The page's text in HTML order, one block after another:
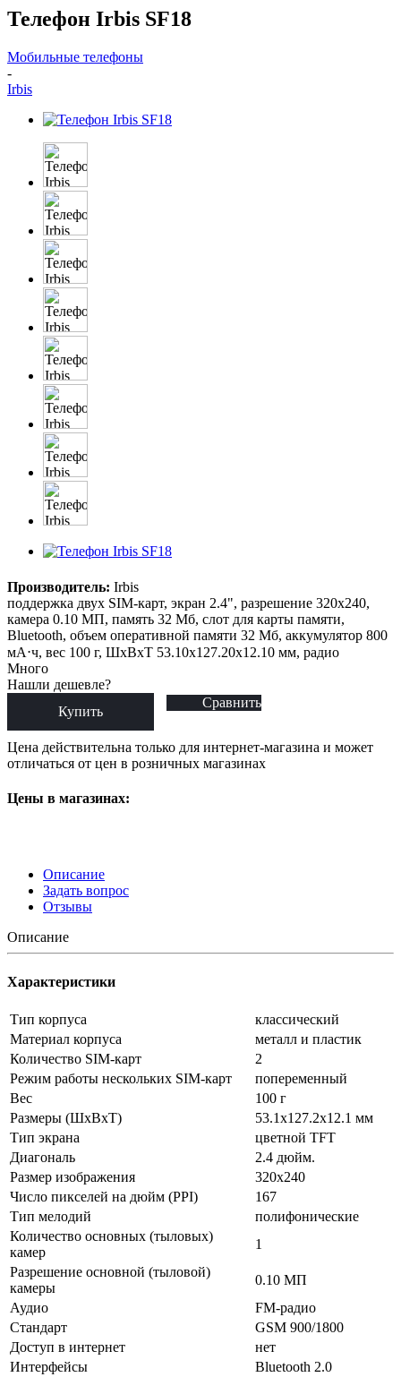
Телефон Irbis SF18
Мобильные телефоны
-
Irbis
Производитель: Irbis
поддержка двух SIM-карт, экран 2.4", разрешение 320x240,
камера 0.10 МП, память 32 Мб, слот для карты памяти,
Bluetooth, объем оперативной памяти 32 Мб, аккумулятор 800
мА⋅ч, вес 100 г, ШxВxТ 53.10x127.20x12.10 мм, радио
Много
Нашли дешевле?
Купить
Сравнить
Цена действительна только для интернет-магазина и может
отличаться от цен в розничных магазинах
Цены в магазинах:
Описание
Задать вопрос
Отзывы
Описание
Характеристики
Тип корпуса
классический
Материал корпуса
металл и пластик
Количество SIM-карт
2
Режим работы нескольких SIM-карт
попеременный
Вес
100 г
Размеры (ШxВxТ)
53.1x127.2x12.1 мм
Тип экрана
цветной TFT
Диагональ
2.4 дюйм.
Размер изображения
320x240
Число пикселей на дюйм (PPI)
167
Тип мелодий
полифонические
Количество основных (тыловых)
камер
1
Разрешение основной (тыловой)
камеры
0.10 МП
Аудио
FM-радио
Стандарт
GSM 900/1800
Доступ в интернет
нет
Интерфейсы
Bluetooth 2.0